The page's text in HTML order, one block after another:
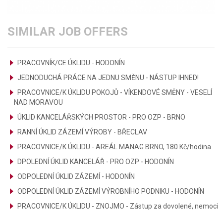
SIMILAR JOB OFFERS
PRACOVNÍK/CE ÚKLIDU - HODONÍN
JEDNODUCHÁ PRÁCE NA JEDNU SMĚNU - NÁSTUP IHNED!
PRACOVNICE/K ÚKLIDU POKOJŮ - VÍKENDOVÉ SMĚNY - VESELÍ
NAD MORAVOU
ÚKLID KANCELÁŘSKÝCH PROSTOR - PRO OZP - BRNO
RANNÍ ÚKLID ZÁZEMÍ VÝROBY - BŘECLAV
PRACOVNICE/K ÚKLIDU - AREÁL MANAG BRNO, 180 Kč/hodina
DPOLEDNÍ ÚKLID KANCELÁŘ - PRO OZP - HODONÍN
ODPOLEDNÍ ÚKLID ZÁZEMÍ - HODONÍN
ODPOLEDNÍ ÚKLID ZÁZEMÍ VÝROBNÍHO PODNIKU - HODONÍN
PRACOVNICE/K ÚKLIDU - ZNOJMO - Zástup za dovolené, nemoci